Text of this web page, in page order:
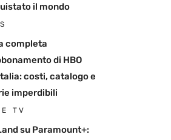
il mondo
completa
di HBO
costi, catalogo e
imperdibili
TV
su Paramount+: